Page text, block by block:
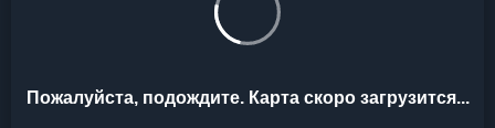
Пожалуйста, подождите. Карта скоро загрузится...